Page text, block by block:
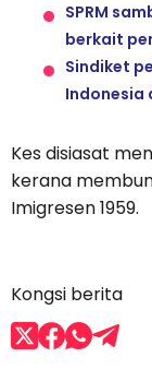
SPRM
berkait
Sindiket
Indonesia
Kes disiasat
kerana
Imigresen 1959.
Kongsi berita